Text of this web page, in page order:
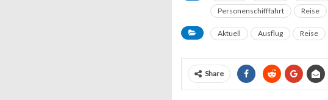
Personenschifffahrt
Reise
Aktuell Ausflug Reise
Share